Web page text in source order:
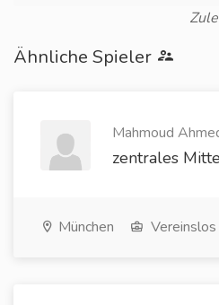
Ähnliche Spieler
Mahmoud
zentrales
München Vereinslos